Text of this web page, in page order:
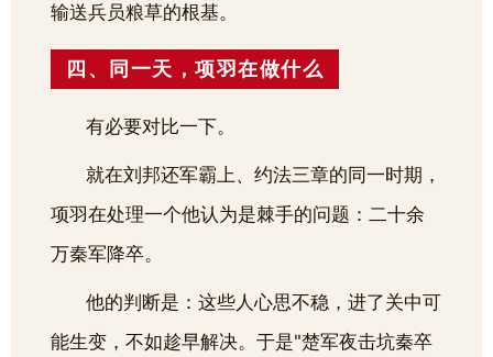
输送兵员粮草的根基。
四、同一天，项羽在做什么
有必要对比一下。
就在刘邦还军霸上、约法三章的同一时期，
项羽在处理一个他认为是棘手的问题：二十余
万秦军降卒。
他的判断是：这些人心思不稳，进了关中可
能生变，不如趁早解决。于是"楚军夜击坑秦卒